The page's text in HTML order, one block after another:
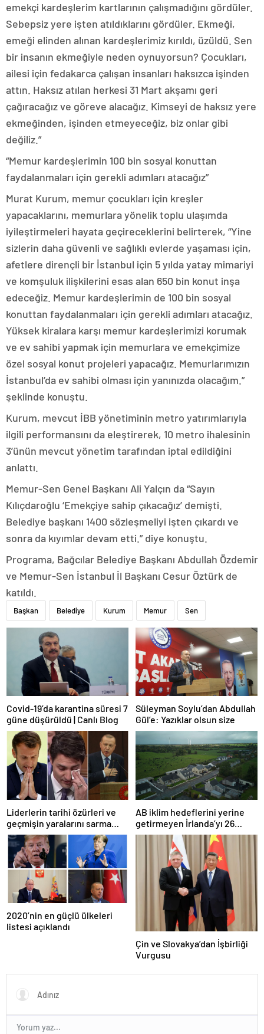
emekçi kardeşlerim kartlarının çalışmadığını gördüler.
Sebepsiz yere işten atıldıklarını gördüler. Ekmeği,
emeği elinden alınan kardeşlerimiz kırıldı, üzüldü. Sen
bir insanın ekmeğiyle neden oynuyorsun? Çocukları,
ailesi için fedakarca çalışan insanları haksızca işinden
attın. Haksız atılan herkesi 31 Mart akşamı geri
çağıracağız ve göreve alacağız. Kimseyi de haksız yere
ekmeğinden, işinden etmeyeceğiz, biz onlar gibi
değiliz.”
“Memur kardeşlerimin 100 bin sosyal konuttan
faydalanmaları için gerekli adımları atacağız”
Murat Kurum, memur çocukları için kreşler
yapacaklarını, memurlara yönelik toplu ulaşımda
iyileştirmeleri hayata geçireceklerini belirterek, “Yine
sizlerin daha güvenli ve sağlıklı evlerde yaşaması için,
afetlere dirençli bir İstanbul için 5 yılda yatay mimariyi
ve komşuluk ilişkilerini esas alan 650 bin konut inşa
edeceğiz. Memur kardeşlerimin de 100 bin sosyal
konuttan faydalanmaları için gerekli adımları atacağız.
Yüksek kiralara karşı memur kardeşlerimizi korumak
ve ev sahibi yapmak için memurlara ve emekçimize
özel sosyal konut projeleri yapacağız. Memurlarımızın
İstanbul’da ev sahibi olması için yanınızda olacağım.”
şeklinde konuştu.
Kurum, mevcut İBB yönetiminin metro yatırımlarıyla
ilgili performansını da eleştirerek, 10 metro ihalesinin
3’ünün mevcut yönetim tarafından iptal edildiğini
anlattı.
Memur-Sen Genel Başkanı Ali Yalçın da “Sayın
Kılıçdaroğlu ‘Emekçiye sahip çıkacağız’ demişti.
Belediye başkanı 1400 sözleşmeliyi işten çıkardı ve
sonra da kıyımlar devam etti.” diye konuştu.
Programa, Bağcılar Belediye Başkanı Abdullah Özdemir
ve Memur-Sen İstanbul İl Başkanı Cesur Öztürk de
katıldı.
Başkan Belediye Kurum Memur Sen
Covid-19’da karantina süresi 7
güne düşürüldü | Canlı Blog
Süleyman Soylu’dan Abdullah
Gül’e: Yazıklar olsun size
Liderlerin tarihi özürleri ve
geçmişin yaralarını sarma
çabaları
AB iklim hedeflerini yerine
getirmeyen İrlanda’yı 26
milyar euroluk ceza bekliyor
2020’nin en güçlü ülkeleri
listesi açıklandı
Çin ve Slovakya’dan İşbirliği
Vurgusu